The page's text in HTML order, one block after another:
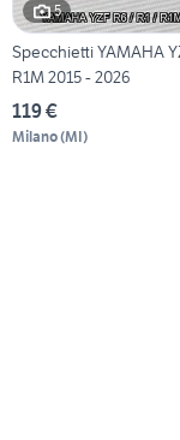
5
Specchietti YAMAHA
R1M 2015 - 2026
119 €
Milano(MI)